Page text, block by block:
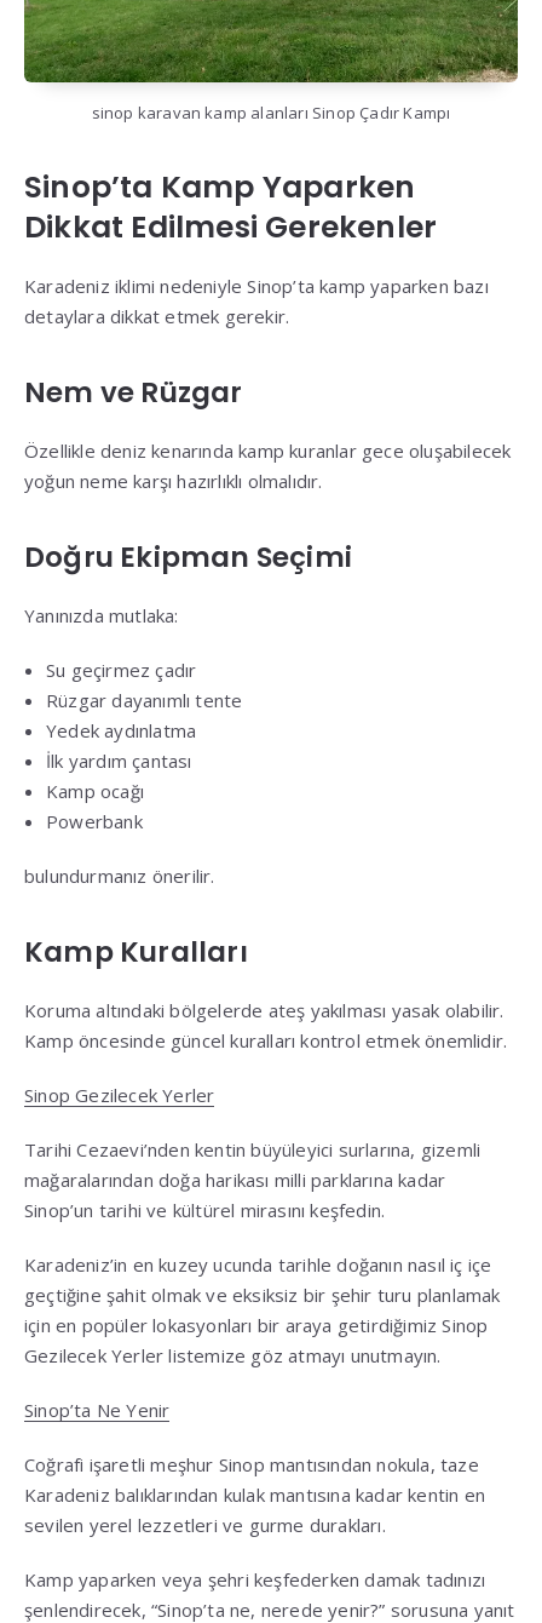
sinop karavan kamp alanları Sinop Çadır Kampı
Sinop’ta Kamp Yaparken
Dikkat Edilmesi Gerekenler
Karadeniz iklimi nedeniyle Sinop’ta kamp yaparken bazı
detaylara dikkat etmek gerekir.
Nem ve Rüzgar
Özellikle deniz kenarında kamp kuranlar gece oluşabilecek
yoğun neme karşı hazırlıklı olmalıdır.
Doğru Ekipman Seçimi
Yanınızda mutlaka:
Su geçirmez çadır
Rüzgar dayanımlı tente
Yedek aydınlatma
İlk yardım çantası
Kamp ocağı
Powerbank
bulundurmanız önerilir.
Kamp Kuralları
Koruma altındaki bölgelerde ateş yakılması yasak olabilir.
Kamp öncesinde güncel kuralları kontrol etmek önemlidir.
Sinop Gezilecek Yerler
Tarihi Cezaevi’nden kentin büyüleyici surlarına, gizemli
mağaralarından doğa harikası milli parklarına kadar
Sinop’un tarihi ve kültürel mirasını keşfedin.
Karadeniz’in en kuzey ucunda tarihle doğanın nasıl iç içe
geçtiğine şahit olmak ve eksiksiz bir şehir turu planlamak
için en popüler lokasyonları bir araya getirdiğimiz Sinop
Gezilecek Yerler listemize göz atmayı unutmayın.
Sinop’ta Ne Yenir
Coğrafi işaretli meşhur Sinop mantısından nokula, taze
Karadeniz balıklarından kulak mantısına kadar kentin en
sevilen yerel lezzetleri ve gurme durakları.
Kamp yaparken veya şehri keşfederken damak tadınızı
şenlendirecek, “Sinop’ta ne, nerede yenir?” sorusuna yanıt